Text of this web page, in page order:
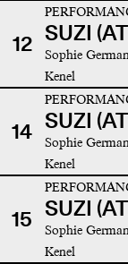
12 SUZI
Sophie
Kenel
14 SUZI
Sophie
Kenel
15 SUZI
Sophie
Kenel